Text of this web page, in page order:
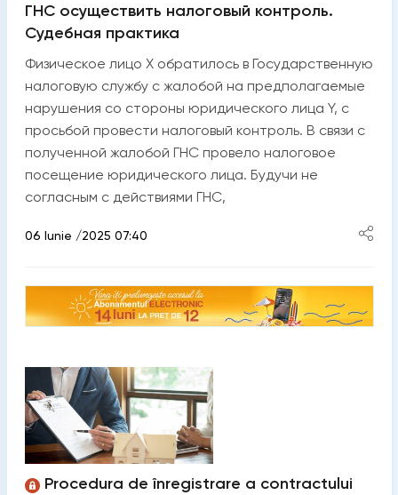
ГНС осуществить налоговый контроль.
Судебная практика
Физическое лицо X обратилось в Государственную
налоговую службу с жалобой на предполагаемые
нарушения со стороны юридического лица Y, с
просьбой провести налоговый контроль. В связи с
полученной жалобой ГНС провело налоговое
посещение юридического лица. Будучи не
согласным с действиями ГНС,
06 Iunie /2025 07:40
Procedura de înregistrare a contractului